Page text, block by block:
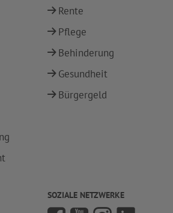
Rente
Pflege
Behinderung
Gesundheit
Bürgergeld
SOZIALE NETZWERKE